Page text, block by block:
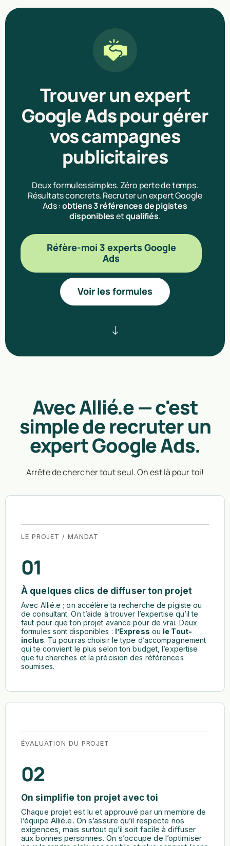
Trouver un expert
Google Ads pour gérer
vos campagnes
publicitaires
Deux formules simples. Zéro perte de temps.
Résultats concrets. Recruter un expert Google
Ads :obtiens 3 références de pigistes
disponiblesetqualifiés.
Réfère-moi 3 experts Google
Ads
Voir les formules
Avec Allié.e — c'est
simple de recruter un
expert Google Ads.
Arrête de chercher tout seul. On est là pour toi!
LE PROJET / MANDAT
01
À quelques clics de diffuser ton projet
Avec Allié.e ; on accélère ta recherche de pigiste ou
de consultant. On t’aide à trouver l’expertise qu’il te
faut pour que ton projet avance pour de vrai. Deux
formules sont disponibles : l’Express ou le Tout-
inclus. Tu pourras choisir le type d’accompagnement
qui te convient le plus selon ton budget, l’expertise
que tu cherches et la précision des références
soumises.
ÉVALUATION DU PROJET
02
On simplifie ton projet avec toi
Chaque projet est lu et approuvé par un membre de
l’équipe Allié.e. On s’assure qu’il respecte nos
exigences, mais surtout qu’il soit facile à diffuser
aux bonnes personnes. On s’occupe de l’optimiser